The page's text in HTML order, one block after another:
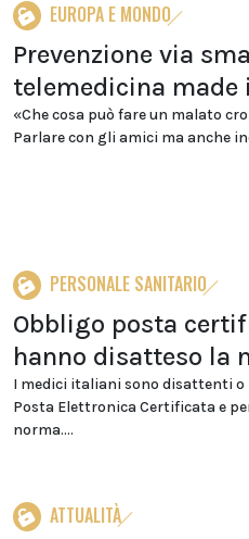
EUROPA E MONDO
Prevenzione via
telemedicina made
«Che cosa può fare un malato
Parlare con gli amici ma anche
PERSONALE SANITARIO
Obbligo posta
hanno disatteso la
I medici italiani sono disattenti
Posta Elettronica Certificata e
norma....
ATTUALITÀ